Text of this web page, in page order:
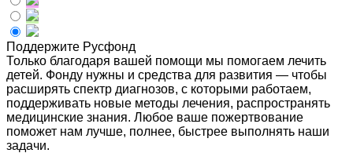
Поддержите Русфонд
Только благодаря вашей помощи мы помогаем лечить
детей. Фонду нужны и средства для развития — чтобы
расширять спектр диагнозов, с которыми работаем,
поддерживать новые методы лечения, распространять
медицинские знания. Любое ваше пожертвование
поможет нам лучше, полнее, быстрее выполнять наши
задачи.